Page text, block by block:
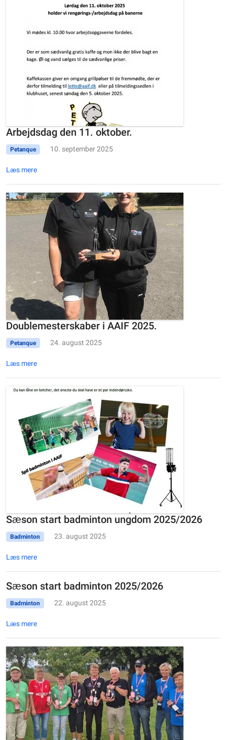
Arbejdsdag den 11. oktober.
Petanque 10. september 2025
Læs mere
Doublemesterskaber i AAIF 2025.
Petanque 24. august 2025
Læs mere
Sæson start badminton ungdom 2025/2026
Badminton 23. august 2025
Læs mere
Sæson start badminton 2025/2026
Badminton 22. august 2025
Læs mere